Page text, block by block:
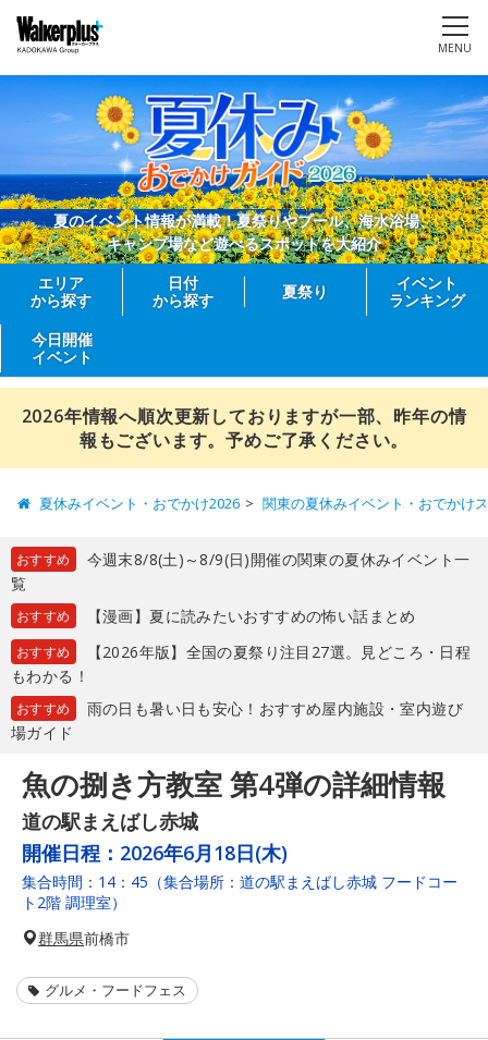
MENU
夏のイベント情報が満載！夏祭りやプール、海水浴場、
キャンプ場など遊べるスポットを大紹介
エリア
から探す
日付
から探す
夏祭り
イベント
ランキング
今日開催
イベント
2026年情報へ順次更新しておりますが一部、昨年の情
報もございます。予めご了承ください。
夏休みイベント・おでかけ2026 関東の夏休みイベント・おでかけ
おすすめ
今週末8/8(土)～8/9(日)開催の関東の夏休みイベント一
覧
おすすめ 【漫画】夏に読みたいおすすめの怖い話まとめ
おすすめ
【2026年版】全国の夏祭り注目27選。見どころ・日程
もわかる！
おすすめ
雨の日も暑い日も安心！おすすめ屋内施設・室内遊び
場ガイド
魚の捌き方教室 第4弾の詳細情報
道の駅まえばし赤城
開催日程： 2026年6月18日(木)
集合時間：14：45（集合場所：道の駅まえばし赤城 フードコー
ト2階 調理室）
群馬県前橋市
グルメ・フードフェス